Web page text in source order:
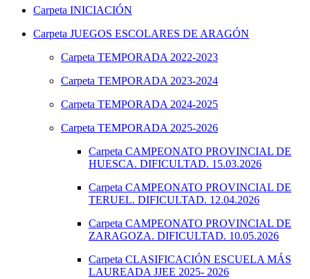
Carpeta INICIACIÓN
Carpeta JUEGOS ESCOLARES DE ARAGÓN
Carpeta TEMPORADA 2022-2023
Carpeta TEMPORADA 2023-2024
Carpeta TEMPORADA 2024-2025
Carpeta TEMPORADA 2025-2026
Carpeta CAMPEONATO PROVINCIAL DE
HUESCA. DIFICULTAD. 15.03.2026
Carpeta CAMPEONATO PROVINCIAL DE
TERUEL. DIFICULTAD. 12.04.2026
Carpeta CAMPEONATO PROVINCIAL DE
ZARAGOZA. DIFICULTAD. 10.05.2026
Carpeta CLASIFICACIÓN ESCUELA MÁS
LAUREADA JJEE 2025- 2026